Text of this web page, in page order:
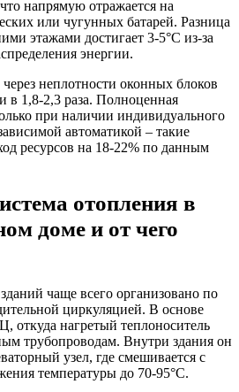
напрямую отражается на
или чугунных батарей. Разница
этажами достигает 3-5°C из-за
энергии.
неплотности оконных блоков
в 1,8-2,3 раза. Полноценная
при наличии индивидуального
автоматикой – такие
ресурсов на 18-22% по данным
отопления в
доме и от чего
чаще всего организовано по
циркуляцией. В основе
откуда нагретый теплоноситель
трубопроводам. Внутри здания он
узел, где смешивается с
температуры до 70-95°C.